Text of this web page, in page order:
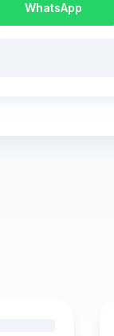
WhatsApp